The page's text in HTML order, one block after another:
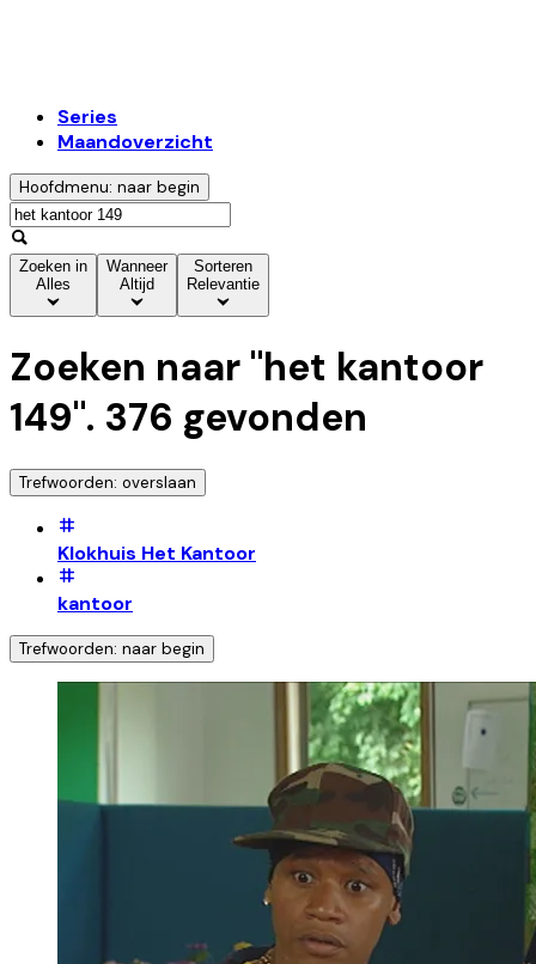
Series
Maandoverzicht
Hoofdmenu: naar begin
Zoeken in
Alles
Wanneer
Altijd
Sorteren
Relevantie
Zoeken naar "het kantoor
149". 376 gevonden
Trefwoorden: overslaan
Klokhuis Het Kantoor
kantoor
Trefwoorden: naar begin